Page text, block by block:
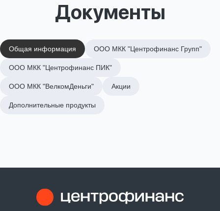
Документы
Общая информация ООО МКК "Центрофинанс Групп"
ООО МКК "Центрофинанс ПИК"
ООО МКК "ВелкомДеньги" Акции
Дополнительные продукты
ознакомлен
предоставления
займов,
политикой
сайта,
согласие
обработку